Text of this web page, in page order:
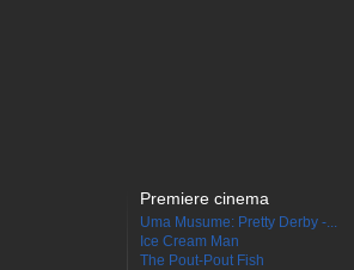
Premiere cinema
Uma Musume: Pretty Derby -...
Ice Cream Man
The Pout-Pout Fish